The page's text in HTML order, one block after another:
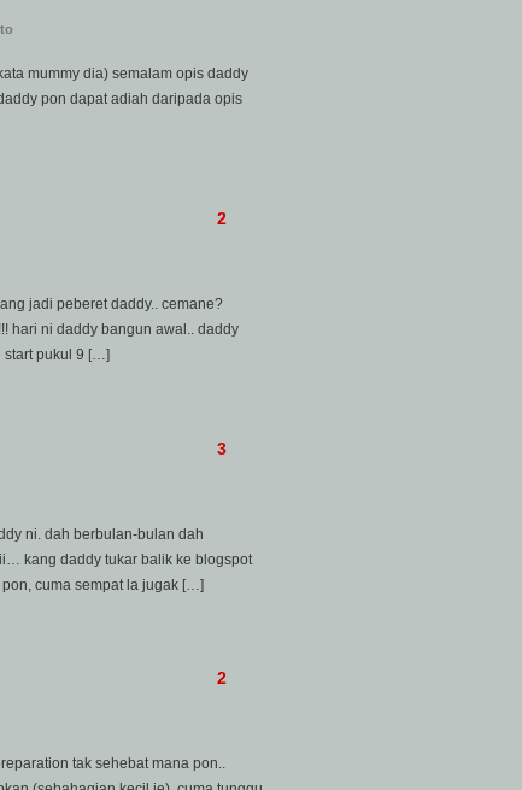
mummy dia) semalam opis daddy
pon dapat adiah daripada opis
2
jadi peberet daddy.. cemane?
hari ni daddy bangun awal.. daddy
start pukul 9 […]
3
ni. dah berbulan-bulan dah
kang daddy tukar balik ke blogspot
cuma sempat la jugak […]
2
tak sehebat mana pon..